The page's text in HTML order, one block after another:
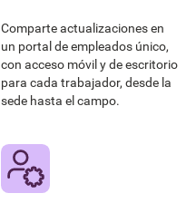
Comparte actualizaciones en
un portal de empleados único,
con acceso móvil y de escritorio
para cada trabajador, desde la
sede hasta el campo.